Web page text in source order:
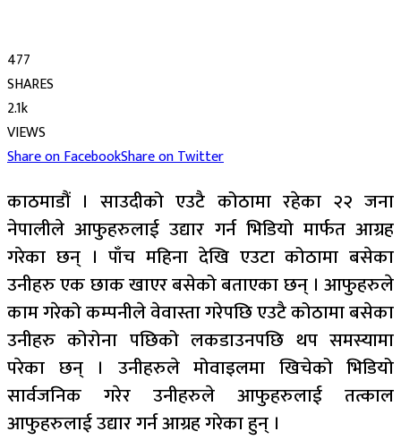
477
SHARES
2.1k
VIEWS
Share on FacebookShare on Twitter
काठमाडौं । साउदीको एउटै कोठामा रहेका २२ जना
नेपालीले आफुहरुलाई उद्यार गर्न भिडियो मार्फत आग्रह
गरेका छन् । पाँच महिना देखि एउटा कोठामा बसेका
उनीहरु एक छाक खाएर बसेको बताएका छन् । आफुहरुले
काम गरेको कम्पनीले वेवास्ता गरेपछि एउटै कोठामा बसेका
उनीहरु कोरोना पछिको लकडाउनपछि थप समस्यामा
परेका छन् । उनीहरुले मोवाइलमा खिचेको भिडियो
सार्वजनिक गरेर उनीहरुले आफुहरुलाई तत्काल
आफुहरुलाई उद्यार गर्न आग्रह गरेका हुन् ।